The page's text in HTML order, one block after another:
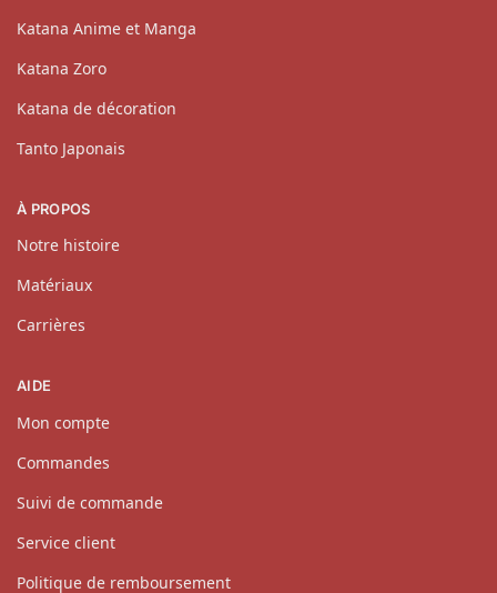
Katana Anime et Manga
Katana Zoro
Katana de décoration
Tanto Japonais
À PROPOS
Notre histoire
Matériaux
Carrières
AIDE
Mon compte
Commandes
Suivi de commande
Service client
Politique de remboursement